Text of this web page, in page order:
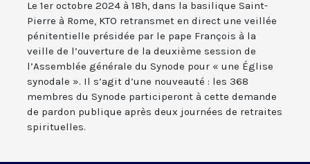
Le 1er octobre 2024 à 18h, dans la basilique Saint-
Pierre à Rome, KTO retransmet en direct une veillée
pénitentielle présidée par le pape François à la
veille de l’ouverture de la deuxième session de
l’Assemblée générale du Synode pour « une Église
synodale ». Il s’agit d’une nouveauté : les 368
membres du Synode participeront à cette demande
de pardon publique après deux journées de retraites
spirituelles.